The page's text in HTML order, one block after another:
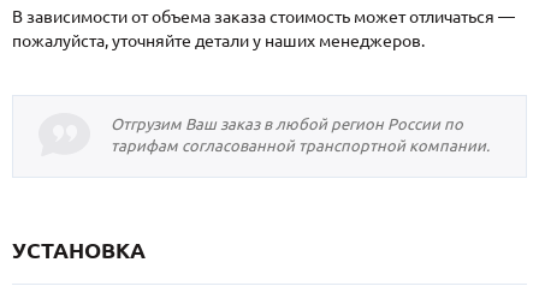
В зависимости от объема заказа стоимость может отличаться —
пожалуйста, уточняйте детали у наших менеджеров.
Отгрузим Ваш заказ в любой регион России по
тарифам согласованной транспортной компании.
УСТАНОВКА